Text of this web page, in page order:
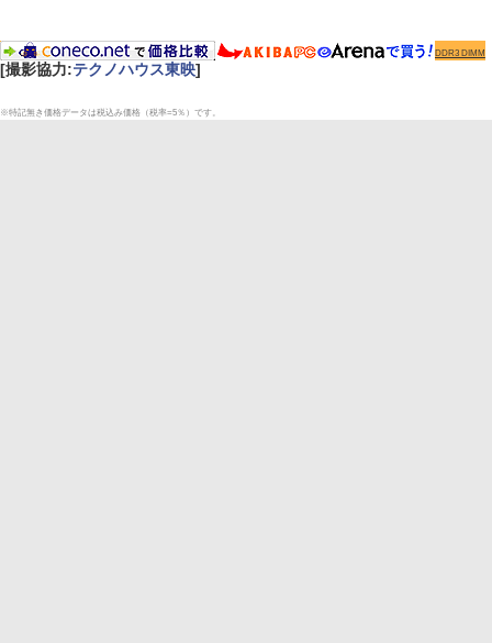
DDR3 DIMM
[撮影協力:テクノハウス東映]
※特記無き価格データは税込み価格（税率=5％）です。